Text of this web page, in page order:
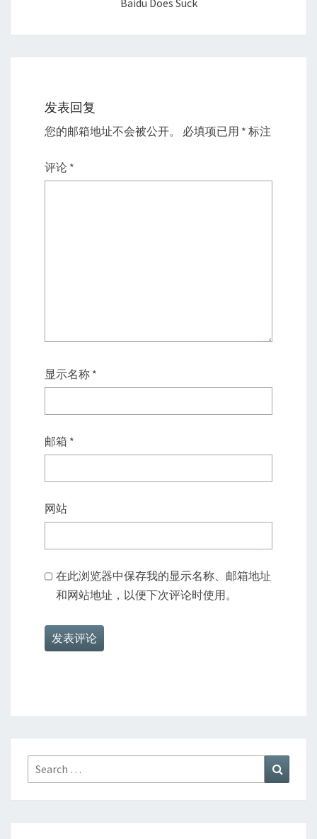
Baidu Does Suck
发表回复
您的邮箱地址不会被公开。 必填项已用 * 标注
评论 *
显示名称 *
邮箱 *
网站
在此浏览器中保存我的显示名称、邮箱地址
和网站地址，以便下次评论时使用。
Search
for: